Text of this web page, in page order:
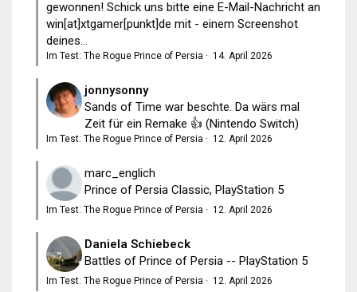
gewonnen! Schick uns bitte eine E-Mail-Nachricht an
win[at]xtgamer[punkt]de mit - einem Screenshot
deines...
Im Test: The Rogue Prince of Persia · 14. April 2026
jonnysonny
Sands of Time war beschte. Da wärs mal
Zeit für ein Remake 👍 (Nintendo Switch)
Im Test: The Rogue Prince of Persia · 12. April 2026
marc_englich
Prince of Persia Classic, PlayStation 5
Im Test: The Rogue Prince of Persia · 12. April 2026
Daniela Schiebeck
Battles of Prince of Persia -- PlayStation 5
Im Test: The Rogue Prince of Persia · 12. April 2026